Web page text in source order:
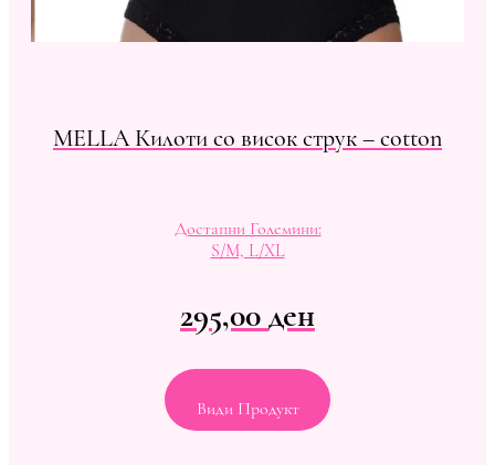
MELLA Килоти со висок струк – cotton
Достапни Големини:
S/M, L/XL
295,00ден
Види Продукт